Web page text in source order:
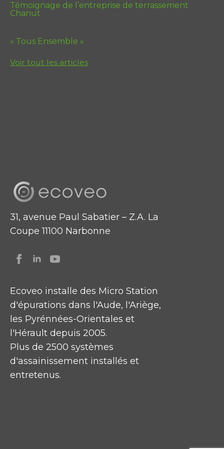
Témoignage de l’entreprise de terrassement
Chanut
« Tous Ensemble »
Voir tout les articles
31, avenue Paul Sabatier – Z.A. La
Coupe 11100 Narbonne
Ecoveo installe des Micro Station
d'épurations dans l'Aude, l'Ariège,
les Pyrénnées-Orientales et
l'Hérault depuis 2005.
Plus de 2500 systèmes
d'assainissement installés et
entretenus.